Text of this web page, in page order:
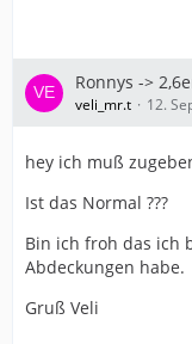
Ronnys ->
veli_mr.t 12.
hey ich muß
Ist das Normal ???
Bin ich froh das ich
Abdeckungen habe.
Gruß Veli